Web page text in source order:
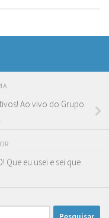
Ao vivo do Grupo
Que eu usei e sei que